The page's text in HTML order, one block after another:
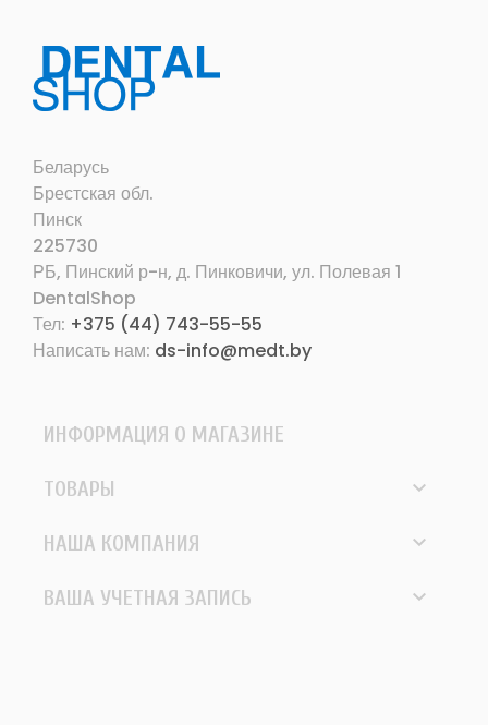
Беларусь
Брестская обл.
Пинск
225730
РБ, Пинский р-н, д. Пинковичи, ул. Полевая 1
DentalShop
Тел: +375 (44) 743-55-55
Написать нам: ds-info@medt.by
ИНФОРМАЦИЯ О МАГАЗИНЕ
ТОВАРЫ 
НАША КОМПАНИЯ 
ВАША УЧЕТНАЯ ЗАПИСЬ 